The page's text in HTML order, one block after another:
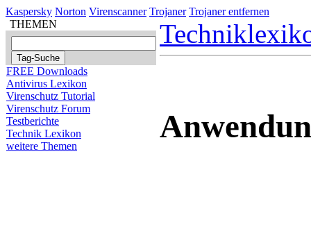
Kaspersky Norton Virenscanner Trojaner Trojaner entfernen
THEMEN
FREE Downloads
Antivirus Lexikon
Virenschutz Tutorial
Virenschutz Forum
Testberichte
Technik Lexikon
weitere Themen